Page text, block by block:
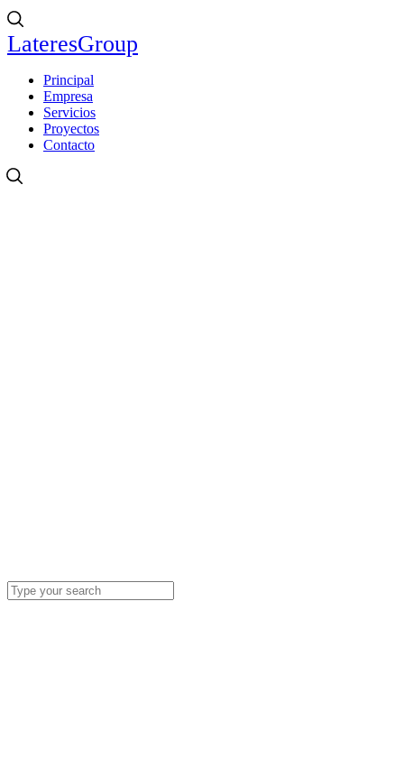
LateresGroup
Principal
Empresa
Servicios
Proyectos
Contacto